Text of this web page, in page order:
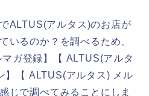
ALTUS(アルタス)のお店が
いるのか？を調べるため、
ガ登録】【 ALTUS(アルタ
】【 ALTUS(アルタス) メル
じで調べてみることにしま